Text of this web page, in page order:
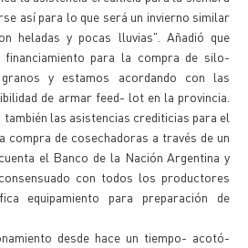
así para lo que será un invierno similar
heladas y pocas lluvias". Añadió que
financiamiento para la compra de silo-
y estamos acordando con las
de armar feed- lot en la provincia.
también las asistencias crediticias para el
compra de cosechadoras a través de un
el Banco de la Nación Argentina y
con todos los productores
equipamiento para preparación de
desde hace un tiempo- acotó-